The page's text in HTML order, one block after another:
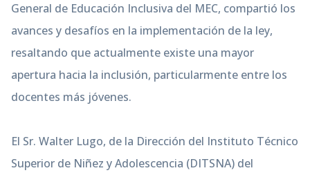
General de Educación Inclusiva del MEC, compartió los
avances y desafíos en la implementación de la ley,
resaltando que actualmente existe una mayor
apertura hacia la inclusión, particularmente entre los
docentes más jóvenes.
El Sr. Walter Lugo, de la Dirección del Instituto Técnico
Superior de Niñez y Adolescencia (DITSNA) del